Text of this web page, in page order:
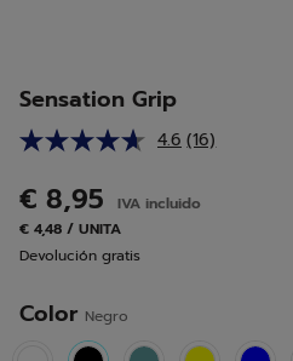
Sensation Grip
4.6 Lea
Enlace
(16)
€ 8,95
IVA incluido
€ 4,48 / UNITA
Devolución gratis
Color Negro